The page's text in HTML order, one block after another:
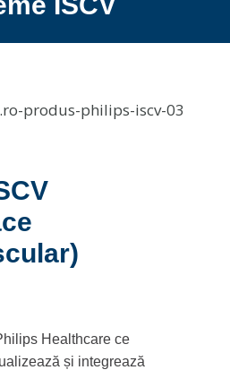
Healthcare ce
și integrează